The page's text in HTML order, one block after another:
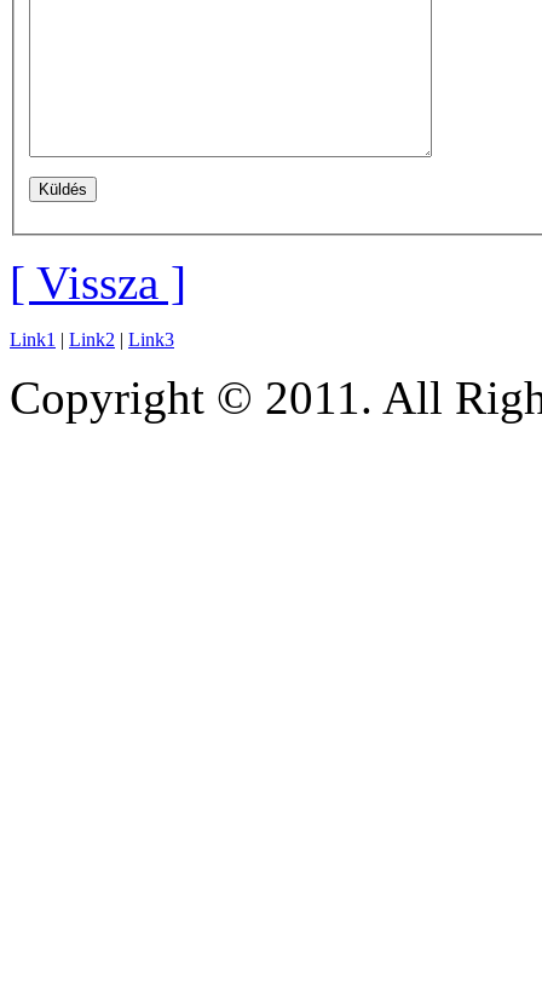
[ Vissza ]
Link1 | Link2 | Link3
Copyright © 2011. All